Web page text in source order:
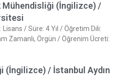
Mühendisliği (İngilizce) /
Lisans / Süre: 4 Yıl / Öğretim Dili:
Zamanlı, Örgün / Öğrenim Ücreti:
(İngilizce) / İstanbul Aydın